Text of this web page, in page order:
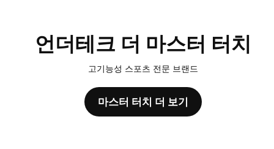
언더테크 더 마스터 터치
고기능성 스포츠 전문 브랜드
마스터 터치 더 보기